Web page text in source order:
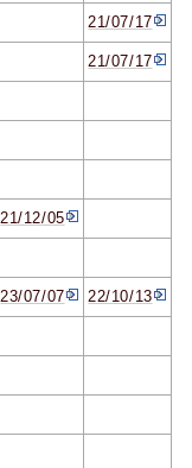
21/07/17
21/07/17
21/12/05
23/07/07 22/10/13